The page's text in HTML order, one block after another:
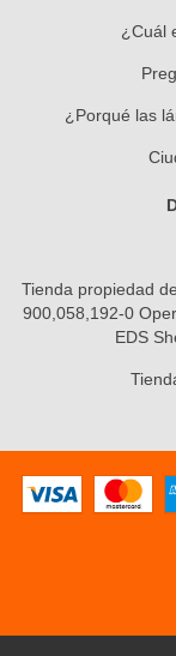
¿Cuál
¿Porqué las
Tienda propiedad
900,058,192-0
EDS